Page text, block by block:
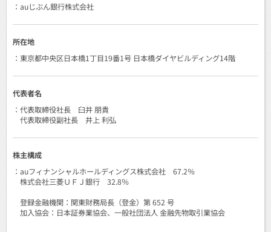
：auじぶん銀行株式会社
所在地
：東京都中央区日本橋1丁目19番1号 日本橋ダイヤビルディング14階
代表者名
：代表取締役社長 臼井 朋貴
代表取締役副社長 井上 利弘
株主構成
：auフィナンシャルホールディングス株式会社 67.2％
株式会社三菱ＵＦＪ銀行 32.8％
登録金融機関：関東財務局長（登金）第 652 号
加入協会：日本証券業協会、一般社団法人 金融先物取引業協会